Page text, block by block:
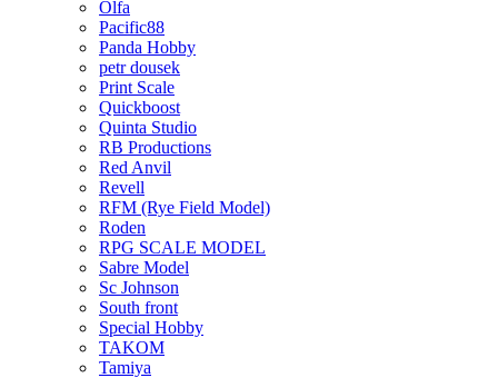
Olfa
Pacific88
Panda Hobby
petr dousek
Print Scale
Quickboost
Quinta Studio
RB Productions
Red Anvil
Revell
RFM (Rye Field Model)
Roden
RPG SCALE MODEL
Sabre Model
Sc Johnson
South front
Special Hobby
TAKOM
Tamiya